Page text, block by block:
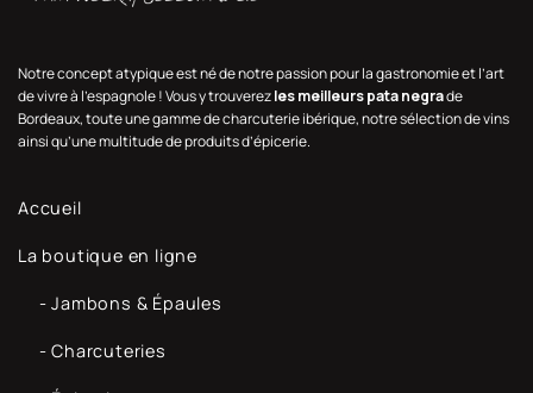
Notre concept atypique est né de notre passion pour la gastronomie et l’art
de vivre à l’espagnole ! Vous y trouverezles meilleurs pata negrade
Bordeaux, toute une gamme de charcuterie ibérique, notre sélection de vins
ainsi qu’une multitude de produits d’épicerie.
Accueil
La boutique en ligne
- Jambons & Épaules
- Charcuteries